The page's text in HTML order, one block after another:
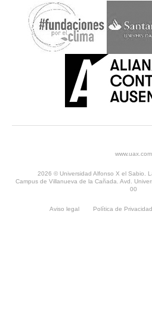
www.uax.com
2026 © Universidad Alfonso X el Sabio.
Campus de Villanueva de la Cañada. Avd.
00
Aviso legal Política de Privacidad